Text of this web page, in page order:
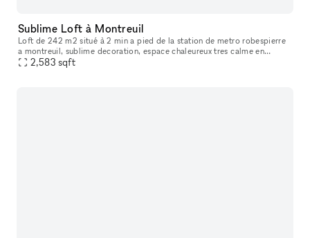
Sublime Loft à Montreuil
Loft de 242 m2 situé à 2 min a pied de la station de metro robespierre
a montreuil, sublime decoration, espace chaleureux tres calme en
journée et festif le soir. L'espace de vie accueille jusqu'a 12
2,583 sqft